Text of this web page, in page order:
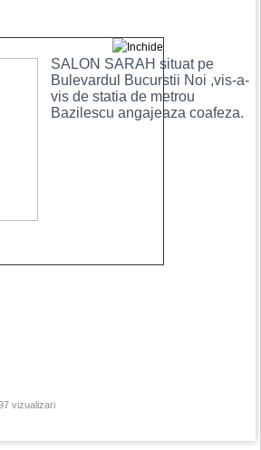
SALON SARAH situat pe
Bulevardul Bucurstii Noi ,vis-a-
vis de statia de metrou
Bazilescu angajeaza coafeza.
vizualizari